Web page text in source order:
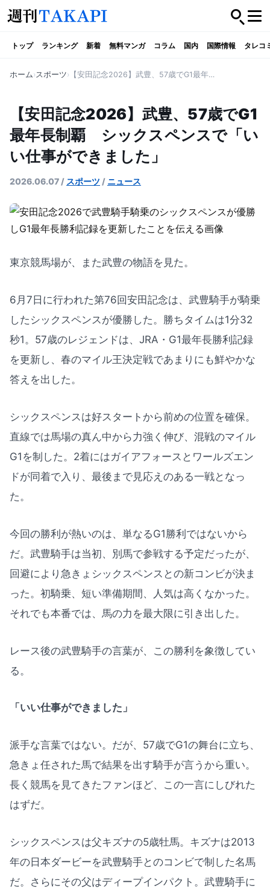
トップ ランキング 新着 無料マンガ コラム 国内 国際情報 タレコ
ホーム スポーツ 【安田記念2026】武豊、57歳でG1最年長制覇 シックスペンスで「いい仕事ができました」
【安田記念2026】武豊、57歳でG1
最年長制覇 シックスペンスで「い
い仕事ができました」
2026.06.07 / スポーツ / ニュース
東京競馬場が、また武豊の物語を見た。
6月7日に行われた第76回安田記念は、武豊騎手が騎乗
したシックスペンスが優勝した。勝ちタイムは1分32
秒1。57歳のレジェンドは、JRA・G1最年長勝利記録
を更新し、春のマイル王決定戦であまりにも鮮やかな
答えを出した。
シックスペンスは好スタートから前めの位置を確保。
直線では馬場の真ん中から力強く伸び、混戦のマイル
G1を制した。2着にはガイアフォースとワールズエン
ドが同着で入り、最後まで見応えのある一戦となっ
た。
今回の勝利が熱いのは、単なるG1勝利ではないから
だ。武豊騎手は当初、別馬で参戦する予定だったが、
回避により急きょシックスペンスとの新コンビが決ま
った。初騎乗、短い準備期間、人気は高くなかった。
それでも本番では、馬の力を最大限に引き出した。
レース後の武豊騎手の言葉が、この勝利を象徴してい
る。
「いい仕事ができました」
派手な言葉ではない。だが、57歳でG1の舞台に立ち、
急きょ任された馬で結果を出す騎手が言うから重い。
長く競馬を見てきたファンほど、この一言にしびれた
はずだ。
シックスペンスは父キズナの5歳牡馬。キズナは2013
年の日本ダービーを武豊騎手とのコンビで制した名馬
だ。さらにその父はディープインパクト。武豊騎手に